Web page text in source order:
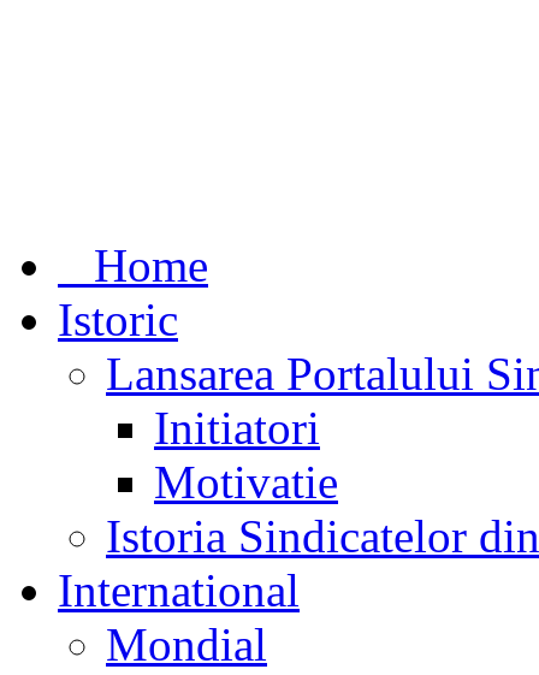
Home
Istoric
Lansarea Portalului
Initiatori
Motivatie
Istoria Sindicatelor
International
Mondial